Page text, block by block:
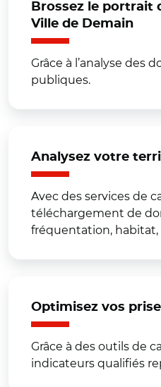
Brossez le portrait
Ville de Demain
Grâce à l’analyse des
publiques.
Analysez votre
Avec des services de
téléchargement de
fréquentation, habitat,
Optimisez vos
Grâce à des outils de
indicateurs qualifiés